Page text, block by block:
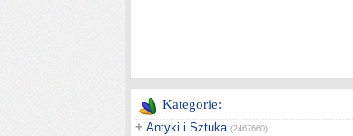
Kategorie:
+ Antyki i Sztuka (2467660)